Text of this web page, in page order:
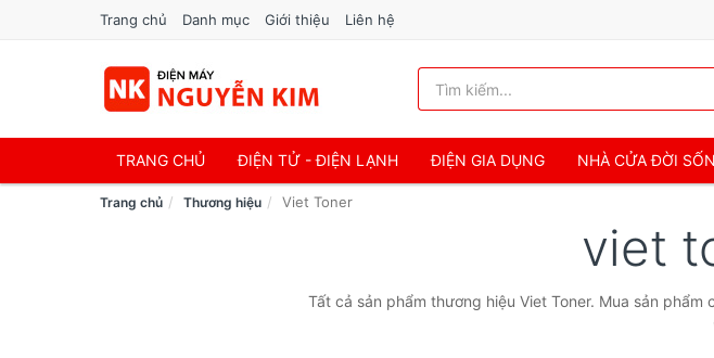
Trang chủ Danh mục Giới thiệu Liên hệ
TRANG CHỦ ĐIỆN TỬ - ĐIỆN LẠNH ĐIỆN GIA DỤNG NHÀ CỬA ĐỜI
Trang chủ Thương hiệu Viet Toner
viet
Tất cả sản phẩm thương hiệu Viet Toner. Mua sản